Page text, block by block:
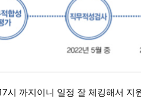
시 까지이니 일정 잘 체킹해서 지